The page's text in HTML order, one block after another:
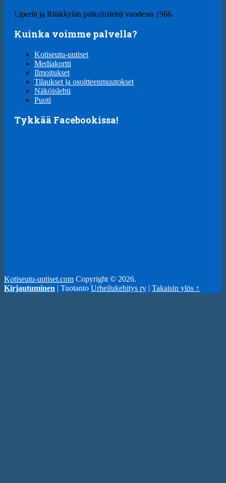
Liperin ja Rääkkylän paikallislehti vuodesta 1966.
Kuinka voimme palvella?
Kotiseutu-uutiset
Mediakortti
Ilmoitukset
Tilaukset ja osoitteenmuutokset
Näköislehti
Puoti
Tykkää Facebookissa!
Kotiseutu-uutiset.com Copyright © 2026.
Kirjautuminen | Tuotanto Urheilukehitys ry | Takaisin ylös ↑